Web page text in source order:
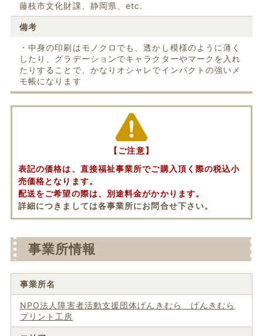
藤枝市文化財課、静岡県、etc.
備考
・中身の印刷はモノクロでも、透かし模様のように薄く
したり、グラデーションでキャラクターやマークを入れ
たりすることで、かなりオシャレでインパクトの強いメ
モ帳になります
【ご注意】
表記の価格は、直接福祉事業所でご購入頂く際の税込小
売価格となります。
配送をご希望の際は、別途料金がかかります。
詳細につきましては各事業所にお問合せ下さい。
事業所情報
事業所名
NPO法人障害者活動支援団体げんきむら げんきむら
プリント工房